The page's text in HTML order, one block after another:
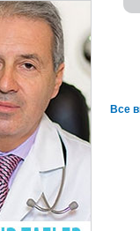
Все